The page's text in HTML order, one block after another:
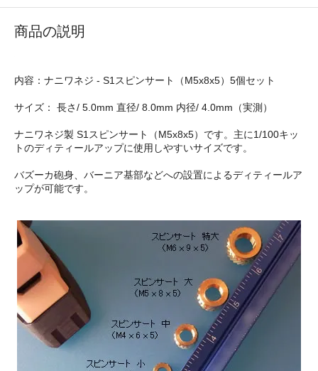
商品の説明
内容：ナニワネジ - S1スピンサート（M5x8x5）5個セット
サイズ： 長さ/ 5.0mm 直径/ 8.0mm 内径/ 4.0mm（実測）
ナニワネジ製 S1スピンサート（M5x8x5）です。主に1/100キッ
トのディティールアップに使用しやすいサイズです。
バズーカ砲身、バーニア基部などへの設置によるディティールア
ップが可能です。